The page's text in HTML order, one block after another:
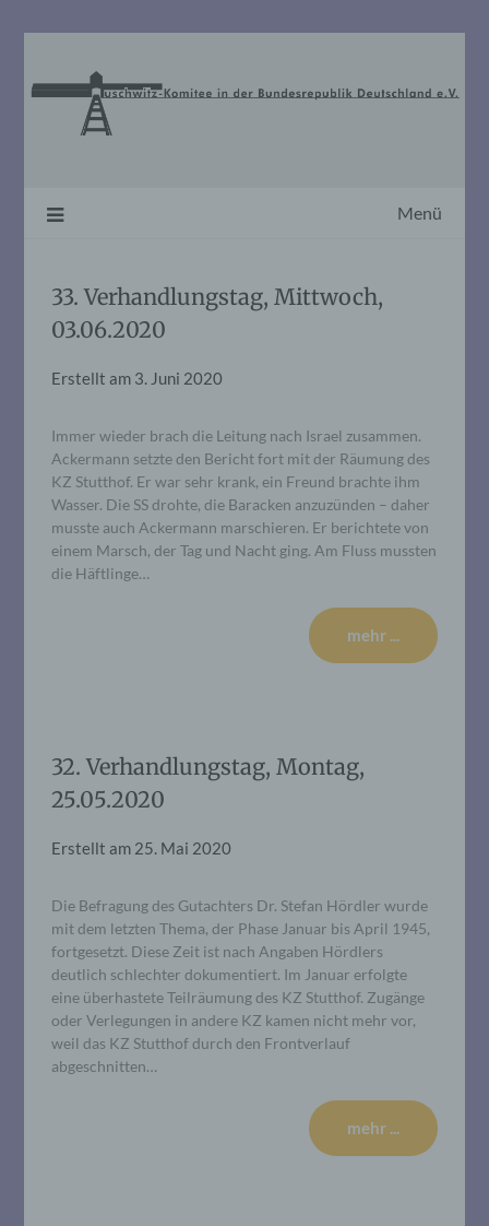
Menü
33. Verhandlungstag, Mittwoch,
03.06.2020
Erstellt am 3. Juni 2020
Immer wieder brach die Leitung nach Israel zusammen.
Ackermann setzte den Bericht fort mit der Räumung des
KZ Stutthof. Er war sehr krank, ein Freund brachte ihm
Wasser. Die SS drohte, die Baracken anzuzünden – daher
musste auch Ackermann marschieren. Er berichtete von
einem Marsch, der Tag und Nacht ging. Am Fluss mussten
die Häftlinge…
mehr ...
32. Verhandlungstag, Montag,
25.05.2020
Erstellt am 25. Mai 2020
Die Befragung des Gutachters Dr. Stefan Hördler wurde
mit dem letzten Thema, der Phase Januar bis April 1945,
fortgesetzt. Diese Zeit ist nach Angaben Hördlers
deutlich schlechter dokumentiert. Im Januar erfolgte
eine überhastete Teilräumung des KZ Stutthof. Zugänge
oder Verlegungen in andere KZ kamen nicht mehr vor,
weil das KZ Stutthof durch den Frontverlauf
abgeschnitten…
mehr ...